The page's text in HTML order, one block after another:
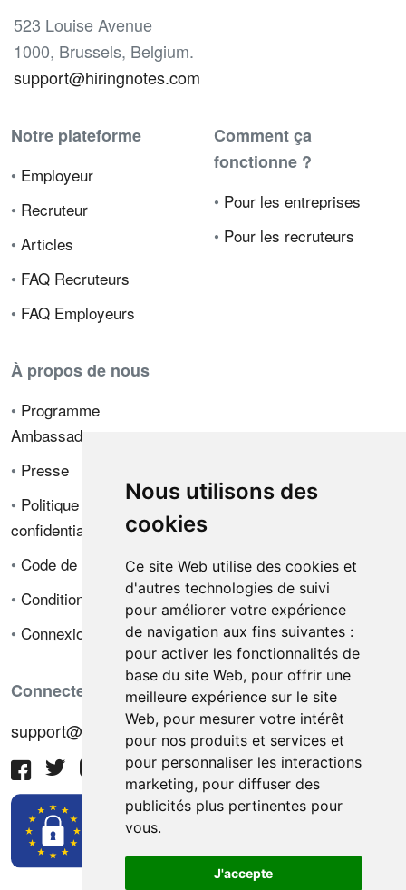
Nous utilisons des
cookies
Ce site Web utilise des cookies et
d'autres technologies de suivi
pour améliorer votre expérience
de navigation aux fins suivantes :
pour activer les fonctionnalités de
base du site Web, pour offrir une
meilleure expérience sur le site
Web, pour mesurer votre intérêt
pour nos produits et services et
pour personnaliser les interactions
marketing, pour diffuser des
publicités plus pertinentes pour
vous.
J'accepte
523 Louise Avenue
1000, Brussels, Belgium.
support@hiringnotes.com
Notre plateforme
• Employeur
• Recruteur
• Articles
• FAQ Recruteurs
• FAQ Employeurs
Comment ça
fonctionne ?
• Pour les entreprises
• Pour les recruteurs
À propos de nous
• Programme
Ambassadeur
• Presse
• Politique de
confidentialité
• Code de déontologie
• Conditions de vente
• Connexion
Connectez-vous avec nous
support@hiringnotes.com